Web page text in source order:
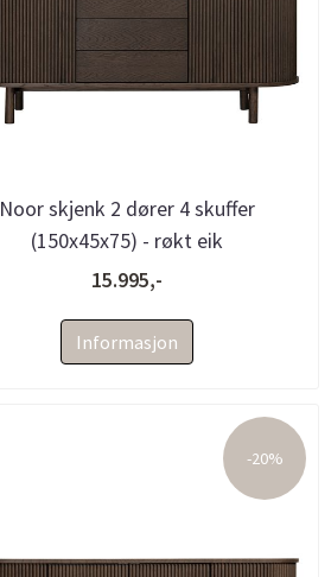
Noor skjenk 2 dører 4 skuffer
(150x45x75) - røkt eik
15.995,-
Informasjon
-20%